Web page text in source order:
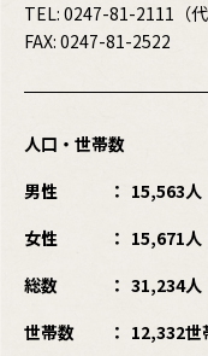
TEL: 0247-81-2111 （
FAX: 0247-81-2522
人口・世帯数
男性
15,563人
女性
15,671人
総数
31,234人
世帯数
12,332世